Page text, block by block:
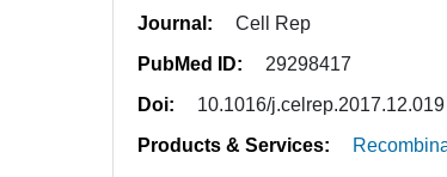
Journal:
Cell Rep
PubMed ID:
29298417
Doi:
10.1016/j.celrep.2017.12.019
Products & Services: